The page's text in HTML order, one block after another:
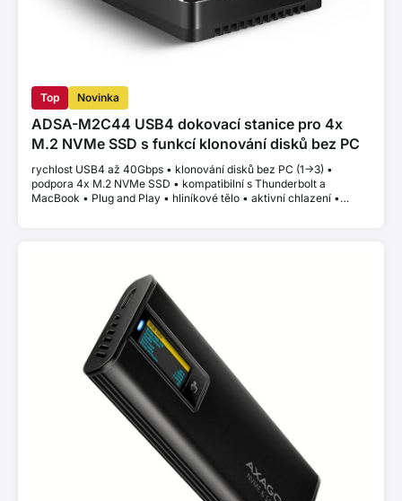
Top Novinka
ADSA-M2C44 USB4 dokovací stanice pro 4x
M.2 NVMe SSD s funkcí klonování disků bez PC
rychlost USB4 až 40Gbps • klonování disků bez PC (1->3) •
podpora 4x M.2 NVMe SSD • kompatibilní s Thunderbolt a
MacBook • Plug and Play • hliníkové tělo • aktivní chlazení •